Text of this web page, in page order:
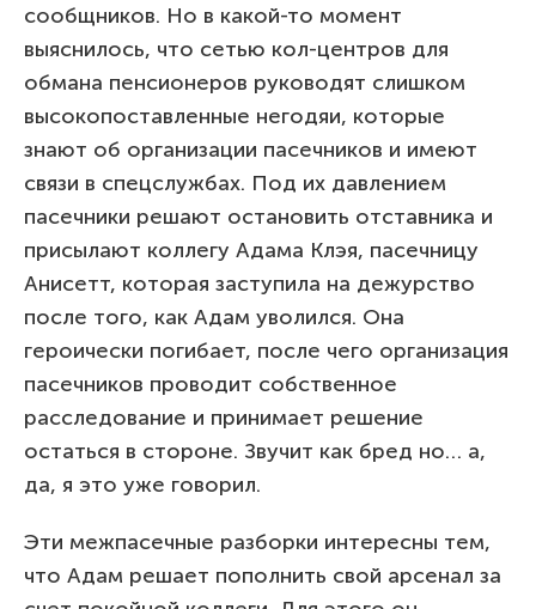
сообщников. Но в какой-то момент
выяснилось, что сетью кол-центров для
обмана пенсионеров руководят слишком
высокопоставленные негодяи, которые
знают об организации пасечников и имеют
связи в спецслужбах. Под их давлением
пасечники решают остановить отставника и
присылают коллегу Адама Клэя, пасечницу
Анисетт, которая заступила на дежурство
после того, как Адам уволился. Она
героически погибает, после чего организация
пасечников проводит собственное
расследование и принимает решение
остаться в стороне. Звучит как бред но… а,
да, я это уже говорил.
Эти межпасечные разборки интересны тем,
что Адам решает пополнить свой арсенал за